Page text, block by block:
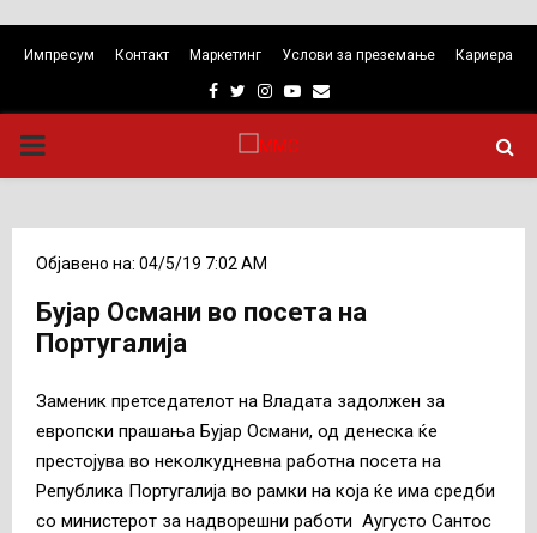
Импресум Контакт Маркетинг Услови за преземање Кариера
Facebook
TwitterInstagram
Youtube
Email
PRIMARY
Објавено на: 04/5/19 7:02 AM
Бујар Османи во посета на
Португалија
Заменик претседателот на Владата задолжен за
европски прашања Бујар Османи, од денеска ќе
престојува во неколкудневна работна посета на
Република Португалија во рамки на која ќе има средби
со министерот за надворешни работи Аугусто Сантос